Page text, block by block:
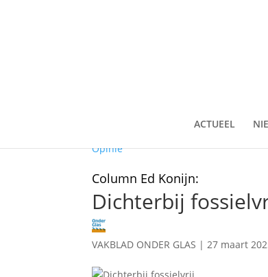
ACTUEEL
Opinie
Column Ed Konijn:
Dichterbij
VAKBLAD ONDER GLAS |27 maart